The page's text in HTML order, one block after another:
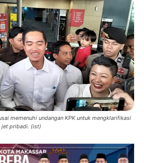
memenuhi undangan KPK untuk mengklarifikasi
pribadi. (ist)